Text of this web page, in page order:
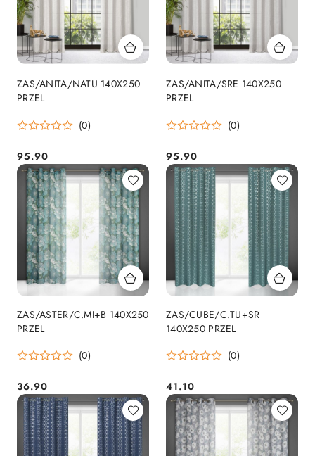
ZAS/ANITA/NATU 140X250
PRZEL
(0)
Cena:
95.90
ZAS/ANITA/SRE 140X250
PRZEL
(0)
Cena:
95.90
ZAS/ASTER/C.MI+B 140X250
PRZEL
(0)
Cena:
36.90
ZAS/CUBE/C.TU+SR
140X250 PRZEL
(0)
Cena:
41.10